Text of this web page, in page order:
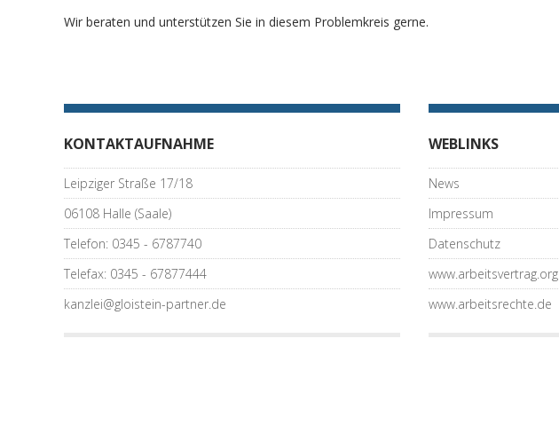
Wir beraten und unterstützen Sie in diesem Problemkreis gerne.
KONTAKTAUFNAHME
Leipziger Straße 17/18
06108 Halle (Saale)
Telefon: 0345 - 6787740
Telefax: 0345 - 67877444
kanzlei@gloistein-partner.de
WEBLINKS
News
Impressum
Datenschutz
www.arbeitsvertrag.org
www.arbeitsrechte.de